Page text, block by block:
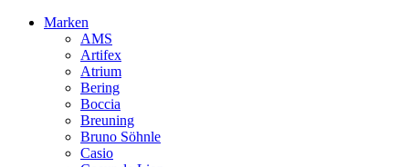
Marken
AMS
Artifex
Atrium
Bering
Boccia
Breuning
Bruno Söhnle
Casio